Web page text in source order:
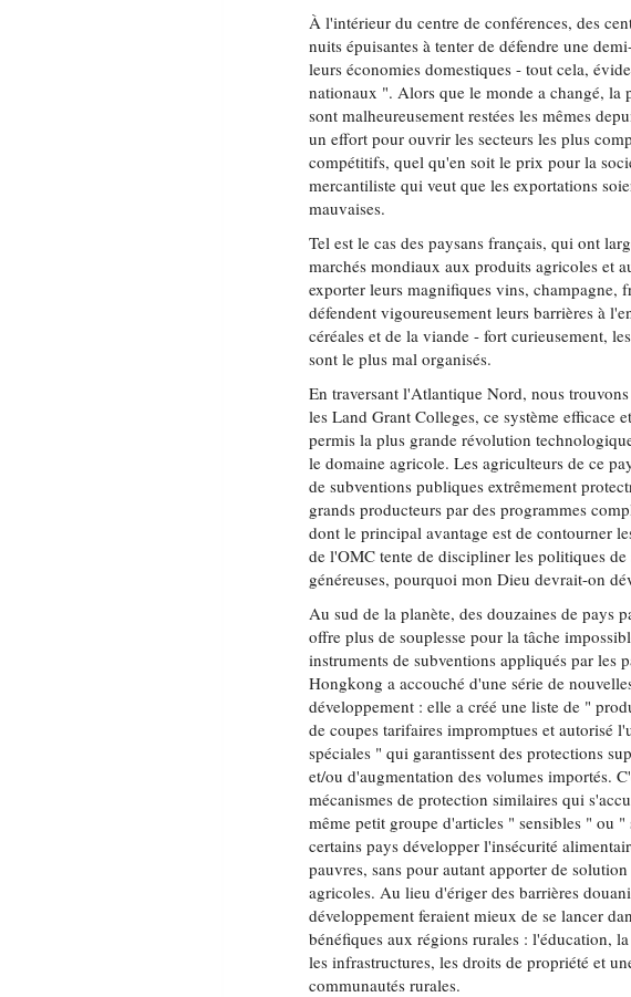
À l'intérieur du centre de conférences, des
nuits épuisantes à tenter de défendre une
leurs économies domestiques - tout cela,
nationaux ". Alors que le monde a changé, la
sont malheureusement restées les mêmes
un effort pour ouvrir les secteurs les plus
compétitifs, quel qu'en soit le prix pour la
mercantiliste qui veut que les exportations
mauvaises.
Tel est le cas des paysans français, qui ont
marchés mondiaux aux produits agricoles et
exporter leurs magnifiques vins, champagne,
défendent vigoureusement leurs barrières à
céréales et de la viande - fort curieusement,
sont le plus mal organisés.
En traversant l'Atlantique Nord, nous
les Land Grant Colleges, ce système efficace
permis la plus grande révolution
le domaine agricole. Les agriculteurs de ce
de subventions publiques extrêmement
grands producteurs par des programmes
dont le principal avantage est de contourner
de l'OMC tente de discipliner les politiques
généreuses, pourquoi mon Dieu devrait-on
Au sud de la planète, des douzaines de pays
offre plus de souplesse pour la tâche
instruments de subventions appliqués par les
Hongkong a accouché d'une série de
développement : elle a créé une liste de "
de coupes tarifaires impromptues et autorisé
spéciales " qui garantissent des protections
et/ou d'augmentation des volumes importés.
mécanismes de protection similaires qui
même petit groupe d'articles " sensibles " ou
certains pays développer l'insécurité
pauvres, sans pour autant apporter de
agricoles. Au lieu d'ériger des barrières
développement feraient mieux de se lancer
bénéfiques aux régions rurales : l'éducation,
les infrastructures, les droits de propriété et
communautés rurales.